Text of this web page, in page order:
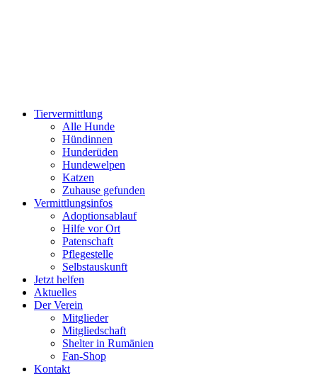
Tiervermittlung
Alle Hunde
Hündinnen
Hunderüden
Hundewelpen
Katzen
Zuhause gefunden
Vermittlungsinfos
Adoptionsablauf
Hilfe vor Ort
Patenschaft
Pflegestelle
Selbstauskunft
Jetzt helfen
Aktuelles
Der Verein
Mitglieder
Mitgliedschaft
Shelter in Rumänien
Fan-Shop
Kontakt